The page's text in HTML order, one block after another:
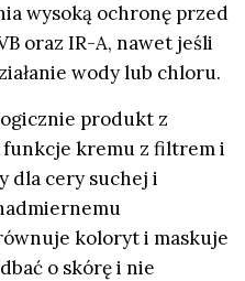
wysoką ochronę przed
oraz IR-A, nawet jeśli
wody lub chloru.
produkt z
funkcje kremu z filtrem i
dla cery suchej i
koloryt i maskuje
o skórę i nie